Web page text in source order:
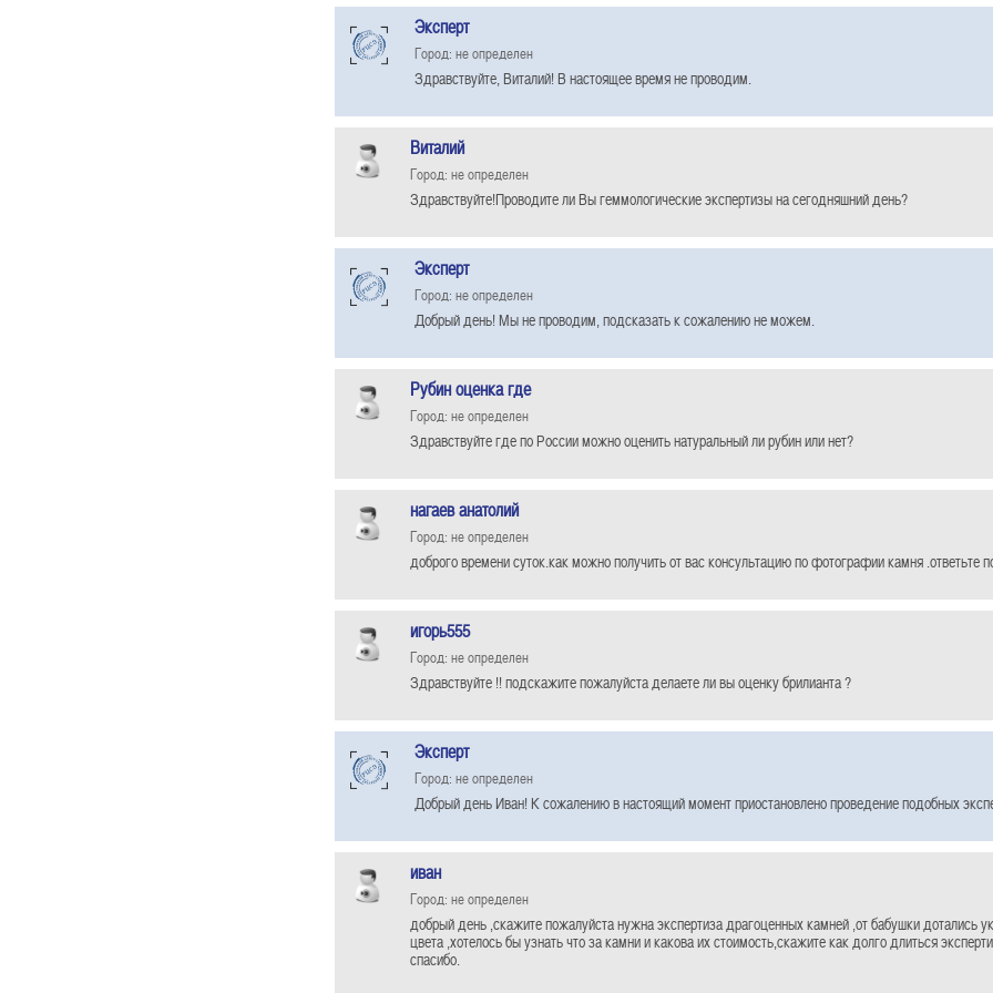
Эксперт
Город: не определен
Здравствуйте, Виталий! В настоящее время не проводим.
Виталий
Город: не определен
Здравствуйте!Проводите ли Вы геммологические экспертизы на сегодняшний день?
Эксперт
Город: не определен
Добрый день! Мы не проводим, подсказать к сожалению не можем.
Рубин оценка где
Город: не определен
Здравствуйте где по России можно оценить натуральный ли рубин или нет?
нагаев анатолий
Город: не определен
доброго времени суток.как можно получить от вас консультацию по фотографии камня .ответьте
игорь555
Город: не определен
Здравствуйте !! подскажите пожалуйста делаете ли вы оценку брилианта ?
Эксперт
Город: не определен
Добрый день Иван! К сожалению в настоящий момент приостановлено проведение подобных
иван
Город: не определен
добрый день ,скажите пожалуйста нужна экспертиза драгоценных камней ,от бабушки дотались
цвета ,хотелось бы узнать что за камни и какова их стоимость,скажите как долго длиться
спасибо.